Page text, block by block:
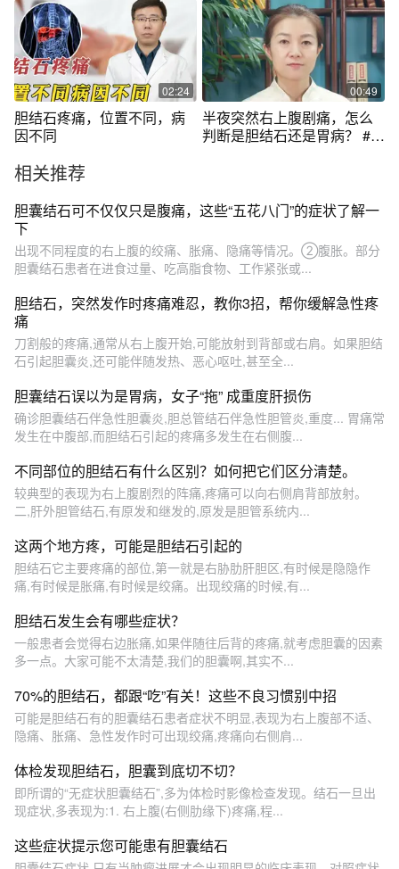
02:24
胆结石疼痛，位置不同，病
因不同
00:49
半夜突然右上腹剧痛，怎么
判断是胆结石还是胃病？ #医
相关推荐
胆囊结石可不仅仅只是腹痛，这些“五花八门”的症状了解一
下
出现不同程度的右上腹的绞痛、胀痛、隐痛等情况。②腹胀。部分
胆囊结石患者在进食过量、吃高脂食物、工作紧张或...
胆结石，突然发作时疼痛难忍，教你3招，帮你缓解急性疼
痛
刀割般的疼痛,通常从右上腹开始,可能放射到背部或右肩。如果胆结
石引起胆囊炎,还可能伴随发热、恶心呕吐,甚至全...
胆囊结石误以为是胃病，女子“拖” 成重度肝损伤
确诊胆囊结石伴急性胆囊炎,胆总管结石伴急性胆管炎,重度... 胃痛常
发生在中腹部,而胆结石引起的疼痛多发生在右侧腹...
不同部位的胆结石有什么区别？如何把它们区分清楚。
较典型的表现为右上腹剧烈的阵痛,疼痛可以向右侧肩背部放射。
二,肝外胆管结石,有原发和继发的,原发是胆管系统内...
这两个地方疼，可能是胆结石引起的
胆结石它主要疼痛的部位,第一就是右胁肋肝胆区,有时候是隐隐作
痛,有时候是胀痛,有时候是绞痛。出现绞痛的时候,有...
胆结石发生会有哪些症状？
一般患者会觉得右边胀痛,如果伴随往后背的疼痛,就考虑胆囊的因素
多一点。大家可能不太清楚,我们的胆囊啊,其实不...
70%的胆结石，都跟“吃”有关！这些不良习惯别中招
可能是胆结石有的胆囊结石患者症状不明显,表现为右上腹部不适、
隐痛、胀痛、急性发作时可出现绞痛,疼痛向右侧肩...
体检发现胆结石，胆囊到底切不切？
即所谓的“无症状胆囊结石”,多为体检时影像检查发现。结石一旦出
现症状,多表现为:1. 右上腹(右侧肋缘下)疼痛,程...
这些症状提示您可能患有胆囊结石